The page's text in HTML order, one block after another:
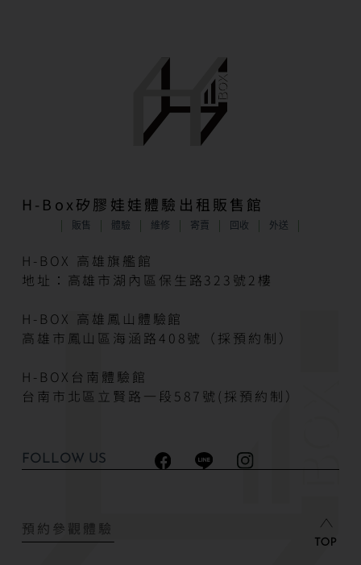
H-Box矽膠娃娃體驗出租販售館
販售 體驗 維修 寄賣 回收 外送
H-BOX 高雄旗艦館
地址：高雄市湖內區保生路323號2樓
H-BOX 高雄鳳山體驗館
高雄市鳳山區海涵路408號（採預約制）
H-BOX台南體驗館
台南市北區立賢路一段587號(採預約制）
FOLLOW US
預約參觀體驗